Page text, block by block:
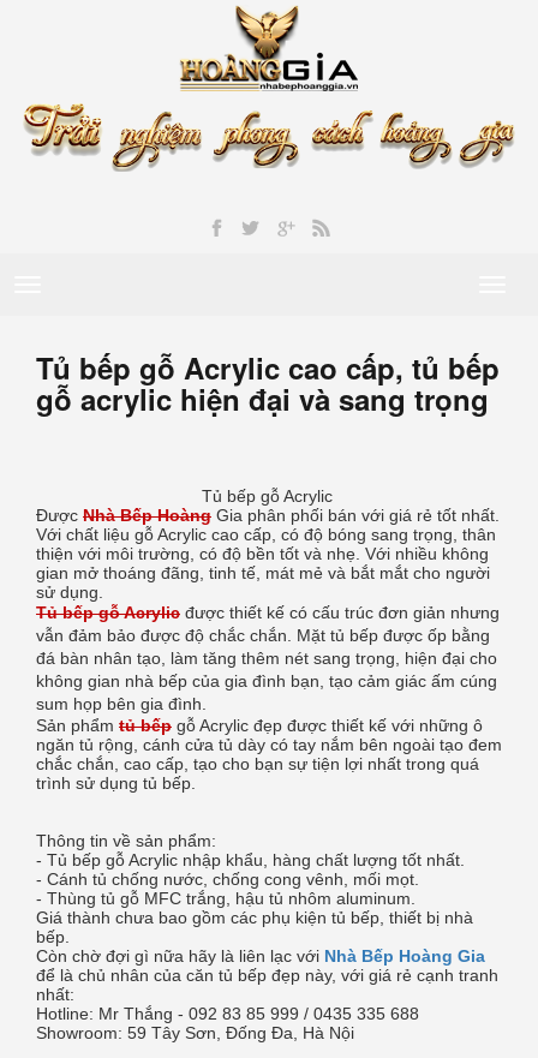
Tủ bếp gỗ Acrylic cao cấp, tủ bếp
gỗ acrylic hiện đại và sang trọng
Tủ bếp gỗ Acrylic
Được Nhà Bếp Hoàng Gia phân phối bán với giá rẻ tốt nhất.
Với chất liệu gỗ Acrylic cao cấp, có độ bóng sang trọng, thân
thiện với môi trường, có độ bền tốt và nhẹ. Với nhiều không
gian mở thoáng đãng, tinh tế, mát mẻ và bắt mắt cho người
sử dụng.
Tủ bếp gỗ Acrylic được thiết kế có cấu trúc đơn giản nhưng
vẫn đảm bảo được độ chắc chắn. Mặt tủ bếp được ốp bằng
đá bàn nhân tạo, làm tăng thêm nét sang trọng, hiện đại cho
không gian nhà bếp của gia đình bạn, tạo cảm giác ấm cúng
sum họp bên gia đình.
Sản phẩm tủ bếp gỗ Acrylic đẹp được thiết kế với những ô
ngăn tủ rộng, cánh cửa tủ dày có tay nắm bên ngoài tạo đem
chắc chắn, cao cấp, tạo cho bạn sự tiện lợi nhất trong quá
trình sử dụng tủ bếp.
Thông tin về sản phẩm:
- Tủ bếp gỗ Acrylic nhập khẩu, hàng chất lượng tốt nhất.
- Cánh tủ chống nước, chống cong vênh, mối mọt.
- Thùng tủ gỗ MFC trắng, hậu tủ nhôm aluminum.
Giá thành chưa bao gồm các phụ kiện tủ bếp, thiết bị nhà
bếp.
Còn chờ đợi gì nữa hãy là liên lạc với Nhà Bếp Hoàng Gia
để là chủ nhân của căn tủ bếp đẹp này, với giá rẻ cạnh tranh
nhất:
Hotline: Mr Thắng - 092 83 85 999 / 0435 335 688
Showroom: 59 Tây Sơn, Đống Đa, Hà Nội